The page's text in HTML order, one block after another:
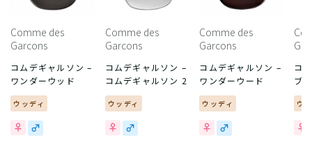
Comme des
Garcons
コムデギャルソン –
ワンダーウッド
ウッディ
Comme des
Garcons
コムデギャルソン –
コムデギャルソン 2
ウッディ
Comme des
Garcons
コムデギャルソン –
ワンダーウード
ウッディ
コ
ブ
ウ